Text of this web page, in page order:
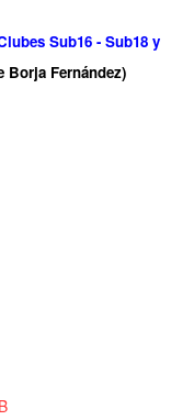
Sub16 - Sub18 y
Borja Fernández)